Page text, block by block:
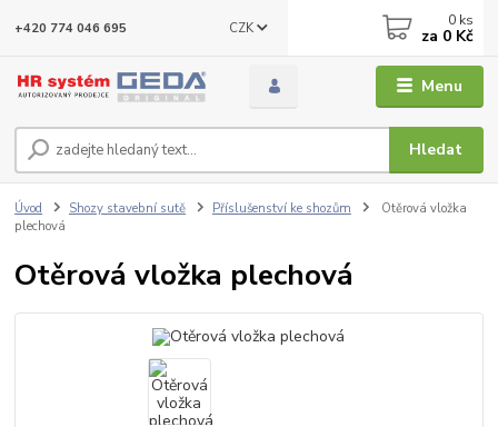
Menu
CZK
Hledat
+420 774 046 695 0 ks
za 0 Kč
Úvod Shozy stavební sutě Příslušenství ke shozům
Otěrová vložka
plechová
Otěrová vložka plechová